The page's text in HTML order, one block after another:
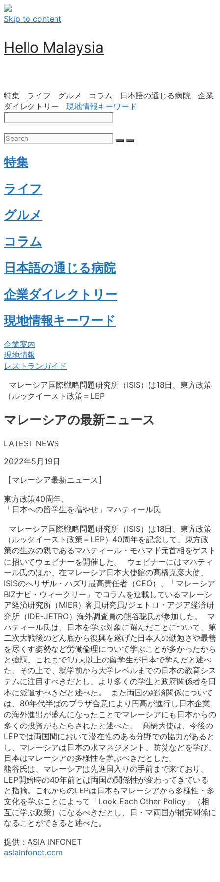
Skip to content
Hello Malaysia
特集 ライフ グルメ コラム 日本語の通じる病院
企業
ダイレクトリー
現地情報キーワード
特集
ライフ
グルメ
コラム
日本語の通じる病院
企業ダイレクトリー
現地情報キーワード
企業案内
現地情報
レストランガイド
マレーシア国際戦略問題研究所（ISIS）は18日、東方政策
（ルックイースト政策＝LEP
マレーシアの最新ニュース
LATEST NEWS
2022年5月19日
【マレーシア最新ニュース】
東方政策40周年、
「日本への留学生を増やせ」マハティール氏
マレーシア国際戦略問題研究所（ISIS）は18日、東方政策
（ルックイースト政策＝LEP）40周年を記念して、東方政
策の生みの親であるマハティール・モハマド元首相をゲスト
に招いてウェビナーを開催した。 ウェビナーにはマハティ
ール氏のほか、在マレーシア日本大使館の髙橋克彦大使、
ISISのへリザル・ハズリ最高責任者（CEO）、「マレーシア
BIZナビ・ウィークリー」でコラムを連載しているマレーシ
ア経済研究所（MIER）客員研究員/ジェトロ・アジア経済研
究所（IDE-JETRO）海外調査員の熊谷聡氏が参加した。 マ
ハティール氏は、日本を学ぶ対象に選んだことについて、第
二次大戦後のどん底から復興を遂げた日本人の勤勉さや最善
を尽くす姿勢など労働倫理について学ぶことが多かったから
と強調。これまで1万人以上の留学生が日本で学んだと述べ
た。その上で、就学前から大学レベルまでの日本の教育シス
テムに注目すべきだとし、より多くの学生と政府関係者を日
本に派遣すべきだと述べた。 また両国の経済関係について
は、80年代半ばのプラザ合意により円高が進行し日本企業
の海外進出が盛んになったことでマレーシアにも日本からの
多くの投資がもたらされたと述べた。 髙橋大使は、今後の
LEPでは両国間において潜在性のある分野での協力があると
し、マレーシアは日本の水マネジメント、防災などを学び、
日本はマレーシアの多様性を学ぶべきだとした。
熊谷氏は、マレーシアは先進国入りの手前まで来ており、
LEP開始時の40年前とは両国の関係性が変わってきている
と指摘。これからのLEPは日本もマレーシアから多様性・多
文化を学ぶことによって「Look Each Other Policy」（相
互に学ぶ政策）になるべきだとし、日・マ両国が補完関係に
なることができると述べた。
提供：ASIA INFONET
asiainfonet.com